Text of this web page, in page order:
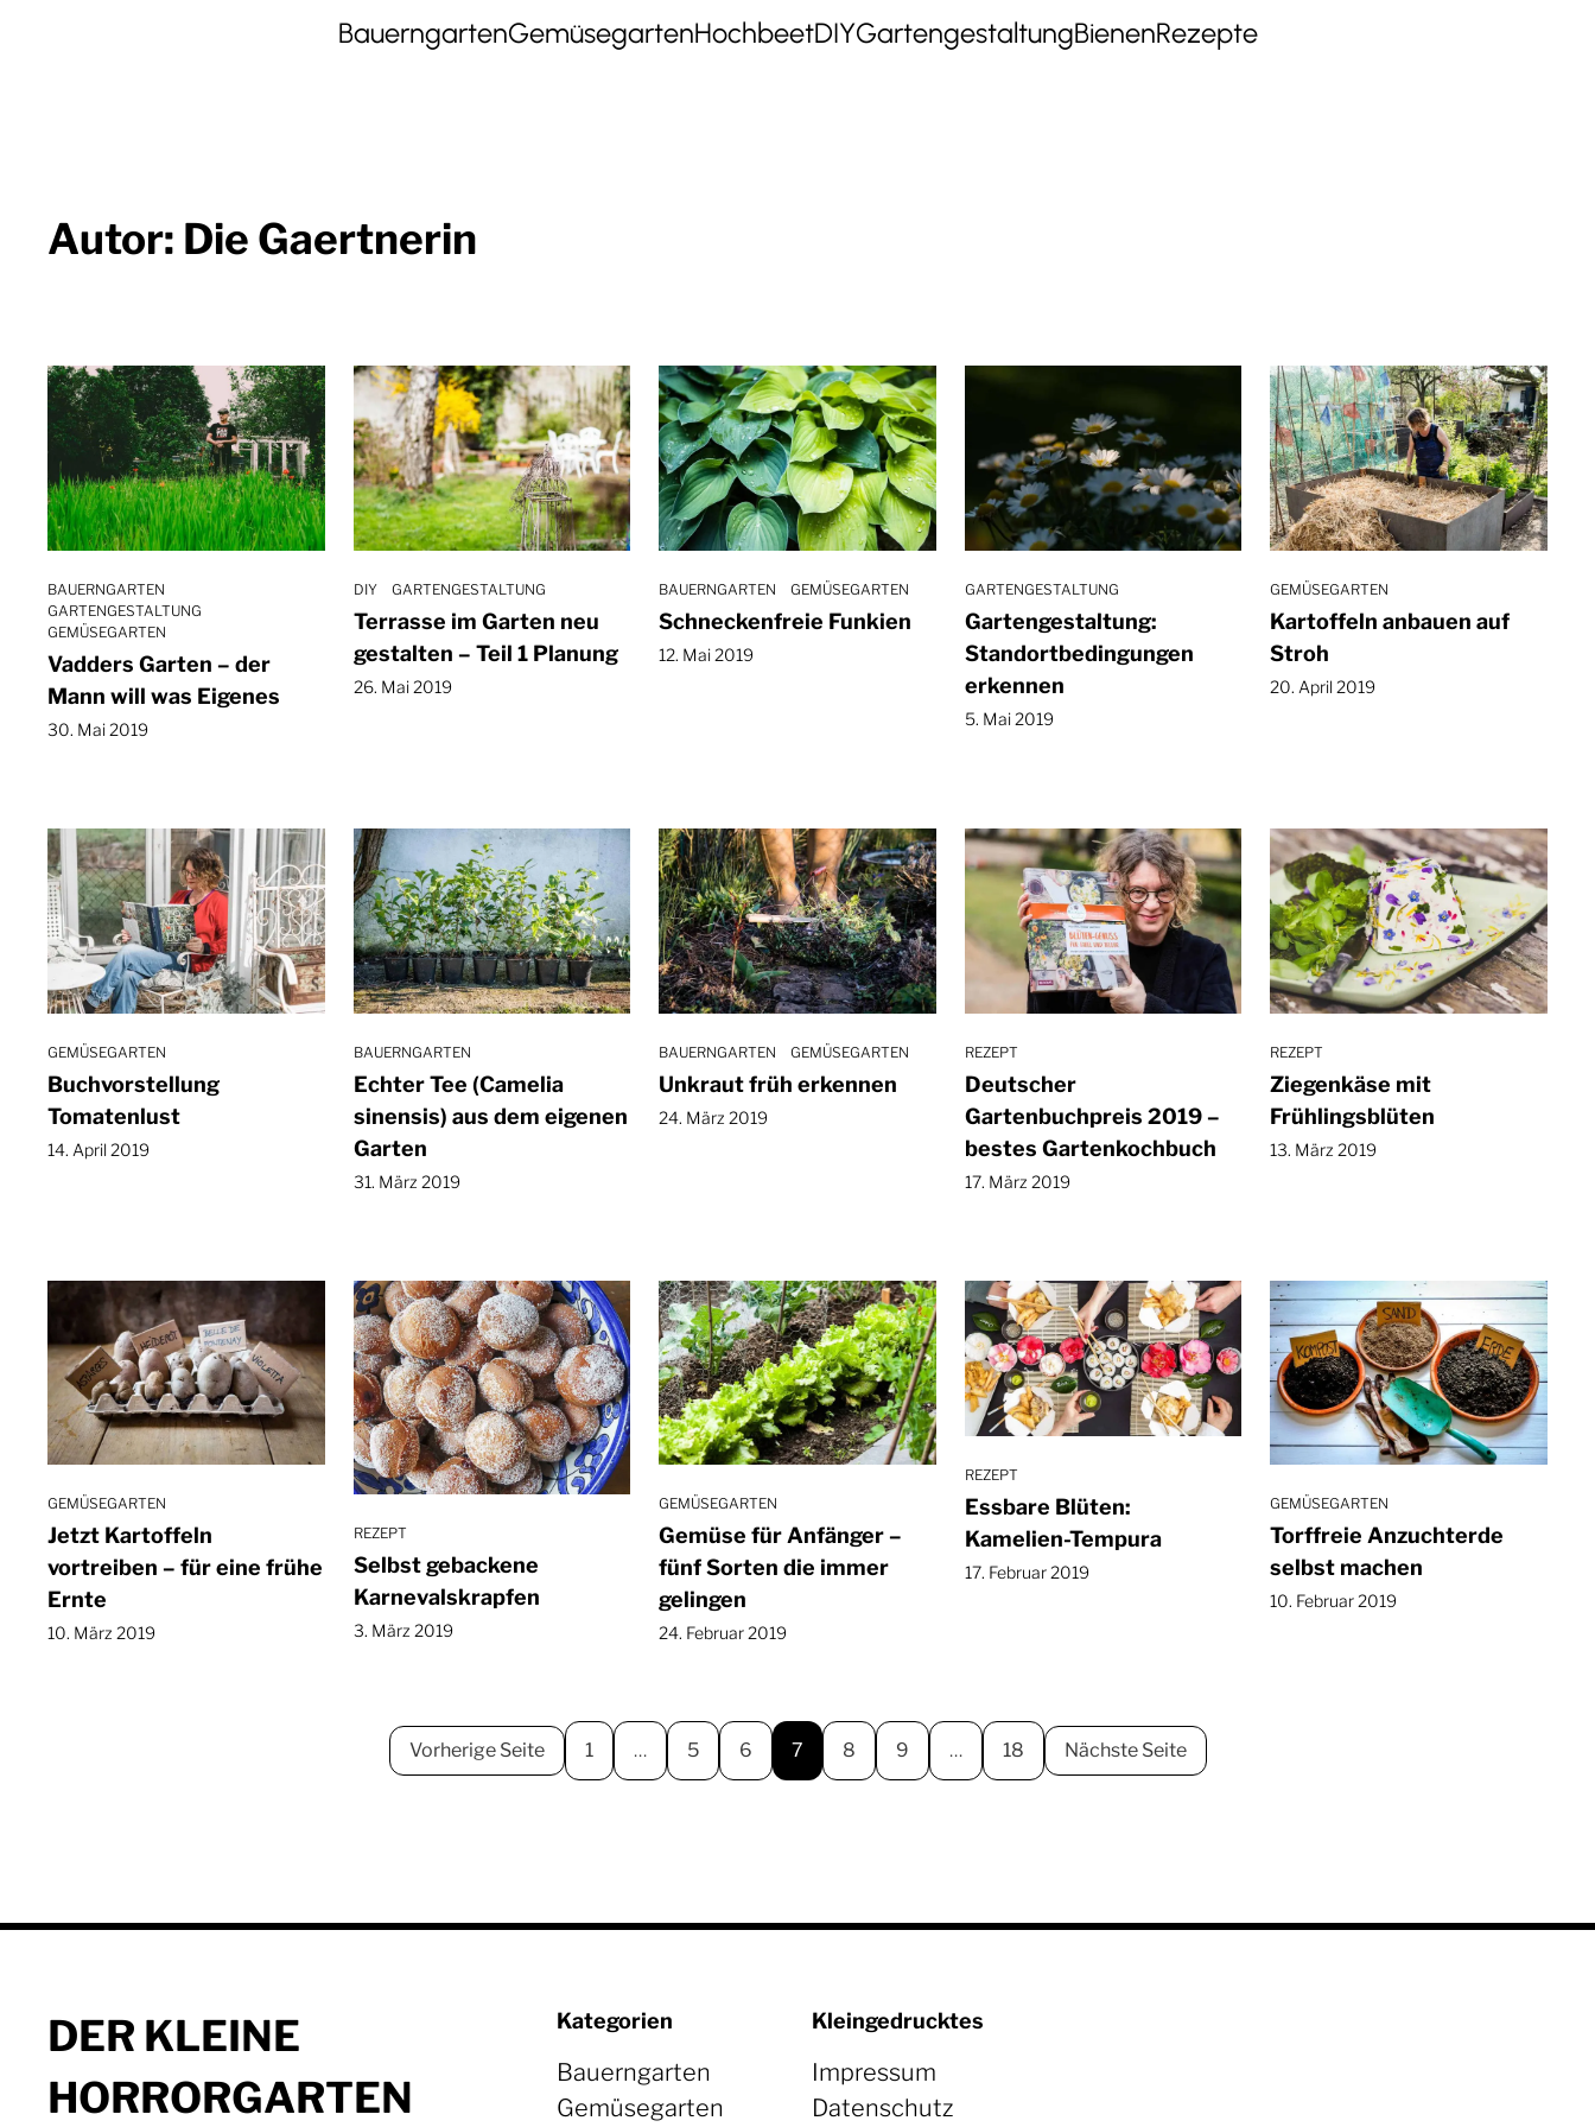
BauerngartenGemüsegartenHochbeetDIYGartengestaltungBienenRezepte
Autor: Die Gaertnerin
BAUERNGARTEN
GARTENGESTALTUNG
GEMÜSEGARTEN
Vadders Garten – der
Mann will was Eigenes
30. Mai 2019
DIY GARTENGESTALTUNG
Terrasse im Garten neu
gestalten – Teil 1 Planung
26. Mai 2019
BAUERNGARTEN GEMÜSEGARTEN
Schneckenfreie Funkien
12. Mai 2019
GARTENGESTALTUNG
Gartengestaltung:
Standortbedingungen
erkennen
5. Mai 2019
GEMÜSEGARTEN
Kartoffeln anbauen auf
Stroh
20. April 2019
GEMÜSEGARTEN
Buchvorstellung
Tomatenlust
14. April 2019
BAUERNGARTEN
Echter Tee (Camelia
sinensis) aus dem eigenen
Garten
31. März 2019
BAUERNGARTEN GEMÜSEGARTEN
Unkraut früh erkennen
24. März 2019
REZEPT
Deutscher
Gartenbuchpreis 2019 –
bestes Gartenkochbuch
17. März 2019
REZEPT
Ziegenkäse mit
Frühlingsblüten
13. März 2019
GEMÜSEGARTEN
Jetzt Kartoffeln
vortreiben – für eine frühe
Ernte
10. März 2019
REZEPT
Selbst gebackene
Karnevalskrapfen
3. März 2019
GEMÜSEGARTEN
Gemüse für Anfänger –
fünf Sorten die immer
gelingen
24. Februar 2019
REZEPT
Essbare Blüten:
Kamelien-Tempura
17. Februar 2019
GEMÜSEGARTEN
Torffreie Anzuchterde
selbst machen
10. Februar 2019
Vorherige Seite 1 … 5 6 7 8 9 … 18 Nächste Seite
DER KLEINE
HORRORGARTEN
Kategorien
Bauerngarten
Gemüsegarten
Kleingedrucktes
Impressum
Datenschutz